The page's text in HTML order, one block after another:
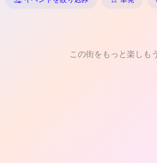
この街をもっと楽しもう